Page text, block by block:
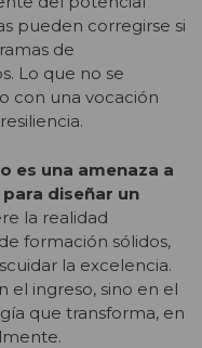
pueden corregirse si
de
Lo que no se
con una vocación
es una amenaza a
diseñar un
la realidad
formación sólidos,
la excelencia.
el ingreso, sino en el
que transforma, en